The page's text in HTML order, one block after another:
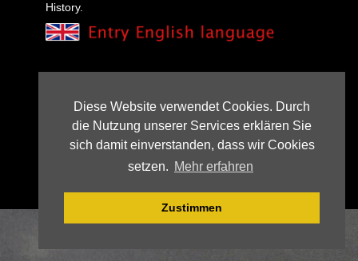
Diese Website verwendet Cookies. Durch
die Nutzung unserer Services erklären Sie
sich damit einverstanden, dass wir Cookies
setzen. Mehr erfahren
Zustimmen
History.